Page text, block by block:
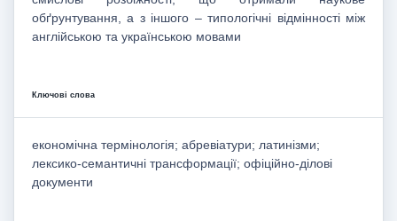
обґрунтування, а з іншого – типологічні відмінності між
англійською та українською мовами
Ключові слова
економічна термінологія; абревіатури; латинізми;
лексико-семантичні трансформації; офіційно-ділові
документи